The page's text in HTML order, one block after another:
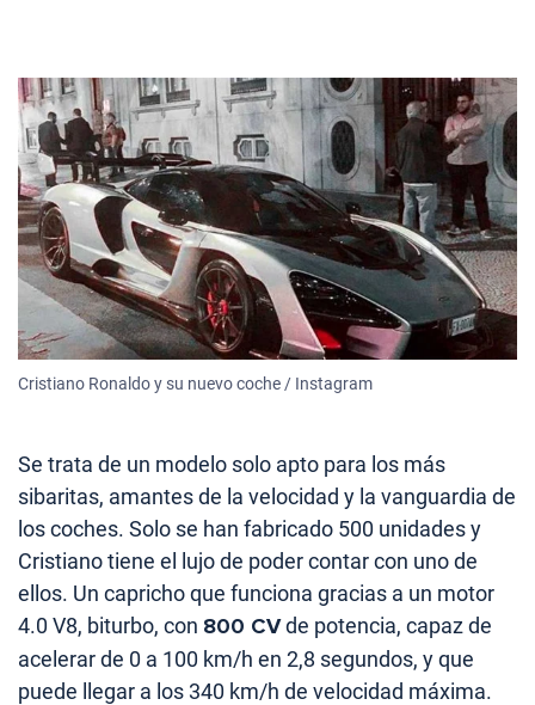
Cristiano Ronaldo y su nuevo coche / Instagram
Se trata de un modelo solo apto para los más
sibaritas, amantes de la velocidad y la vanguardia de
los coches. Solo se han fabricado 500 unidades y
Cristiano tiene el lujo de poder contar con uno de
ellos. Un capricho que funciona gracias a un motor
4.0 V8, biturbo, con 800 CVde potencia, capaz de
acelerar de 0 a 100 km/h en 2,8 segundos, y que
puede llegar a los 340 km/h de velocidad máxima.